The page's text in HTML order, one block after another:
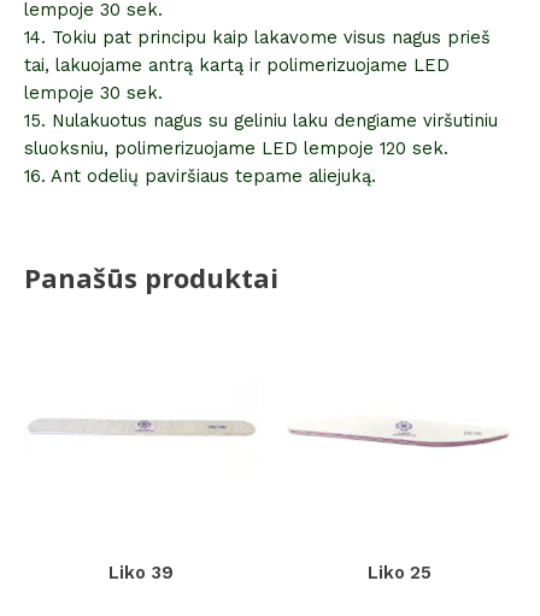
lempoje 30 sek.
14. Tokiu pat principu kaip lakavome visus nagus prieš
tai, lakuojame antrą kartą ir polimerizuojame LED
lempoje 30 sek.
15. Nulakuotus nagus su geliniu laku dengiame viršutiniu
sluoksniu, polimerizuojame LED lempoje 120 sek.
16. Ant odelių paviršiaus tepame aliejuką.
Panašūs produktai
Liko 39 Liko 25